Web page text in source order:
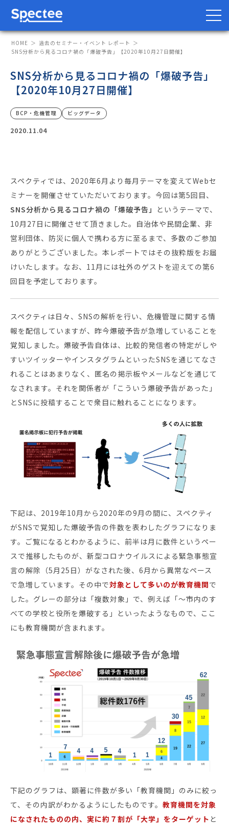
防災・BCP向け サプライチェーン向け
サービス
Spectee Pro
導入事例
レポート
セミナー・イベント
企業情報
経営チーム
沿革
会社概要
パートナー
お問い合わせ
お役立ち資料
HOME
過去のセミナー・イベント レポート
SNS分析から見るコロナ禍の「爆破予告」【2020年10月27日開催】
SNS分析から見るコロナ禍の「爆破予告」
【2020年10月27日開催】
BCP・危機管理 ビッグデータ
2020.11.04
スペクティでは、2020年6月より毎月テーマを変えてWebセ
ミナーを開催させていただいております。今回は第5回目、
SNS分析から見るコロナ禍の「爆破予告」
というテーマで、
10月27日に開催させて頂きました。自治体や民間企業、非
営利団体、防災に個人で携わる方に至るまで、多数のご参加
ありがとうございました。本レポートではその抜粋版をお届
けいたします。なお、11月には社外のゲストを迎えての第6
回目を予定しております。
スペクティは日々、SNSの解析を行い、危機管理に関する情
報を配信していますが、昨今爆破予告が急増していることを
覚知しました。爆破予告自体は、比較的発信者の特定がしや
すいツイッターやインスタグラムといったSNSを通じてなさ
れることはあまりなく、匿名の掲示板やメールなどを通じて
なされます。それを関係者が「こういう爆破予告があった」
とSNSに投稿することで衆目に触れることになります。
下記は、2019年10月から2020年の9月の間に、スペクティ
がSNSで覚知した爆破予告の件数を表わしたグラフになりま
す。ご覧になるとわかるように、前半は月に数件というペー
スで推移したものが、新型コロナウイルスによる緊急事態宣
言の解除（5月25日）がなされた後、6月から異常なペース
で急増しています。その中で対象として多いのが教育機関で
した。グレーの部分は「複数対象」で、例えば「～市内のす
べての学校と役所を爆破する」といったようなもので、ここ
にも教育機関が含まれます。
下記のグラフは、顕著に件数が多い「教育機関」のみに絞っ
て、その内訳がわかるようにしたものです。 教育機関を対象
になされたものの内、実に約７割が「大学」をターゲット と